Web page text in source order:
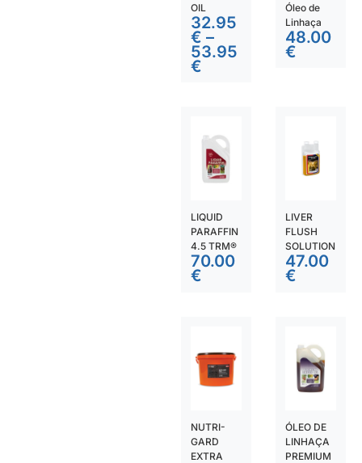
OIL
32.95
€ –
53.95
€
Óleo de
Linhaça
48.00
€
LIQUID
PARAFFIN
4.5 TRM®
70.00
€
LIVER
FLUSH
SOLUTION
47.00
€
NUTRI-
GARD
EXTRA
ÓLEO DE
LINHAÇA
PREMIUM